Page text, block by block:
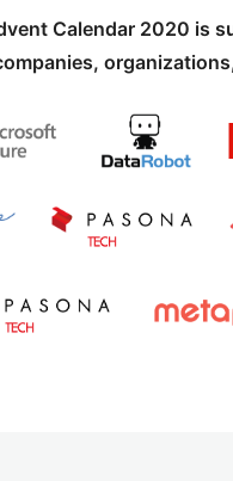
Calendar 2020 is